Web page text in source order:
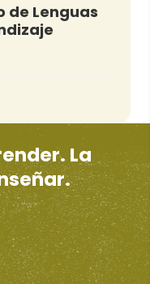
Lenguas
La